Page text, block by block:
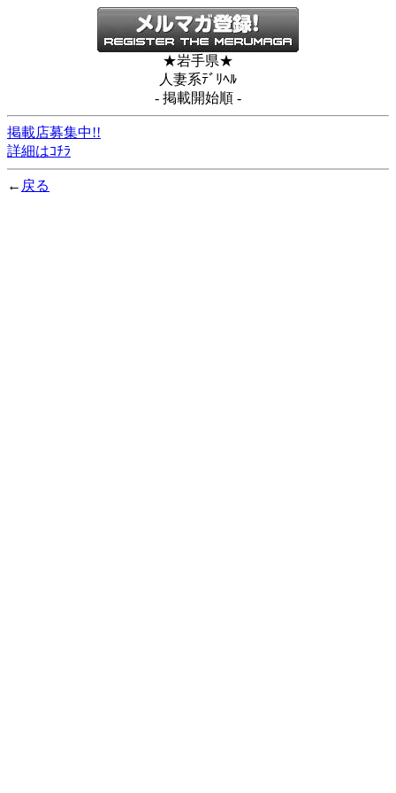
★岩手県★
人妻系ﾃﾞﾘﾍﾙ
- 掲載開始順 -
掲載店募集中!!
詳細はｺﾁﾗ
← 戻る